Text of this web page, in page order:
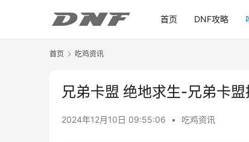
首页 DNF攻略
首页 吃鸡资讯
兄弟卡盟 绝地求生-兄弟卡
2024年12月10日 09:55:06 • 吃鸡资讯